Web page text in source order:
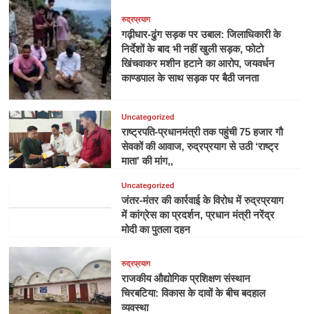
रुद्रप्रयाग
गढ़ीधार-ढुंग सड़क पर उबाल: जिलाधिकारी के
निर्देशों के बाद भी नहीं खुली सड़क, फोटो
खिंचवाकर मशीन हटाने का आरोप, जयवर्धन
काण्डपाल के साथ सड़क पर बैठी जनता
Uncategorized
राष्ट्रपति-प्रधानमंत्री तक पहुंची 75 हजार गौ
सेवकों की आवाज, रुद्रप्रयाग से उठी ‘राष्ट्र
माता’ की मांग,,
Uncategorized
जंतर-मंतर की कार्रवाई के विरोध में रुद्रप्रयाग
में कांग्रेस का प्रदर्शन, प्रधान मंत्री नरेंद्र
मोदी का पुतला दहन
रुद्रप्रयाग
राजकीय औद्योगिक प्रशिक्षण संस्थान
चिरबटिया: विकास के दावों के बीच बदहाल
व्यवस्था